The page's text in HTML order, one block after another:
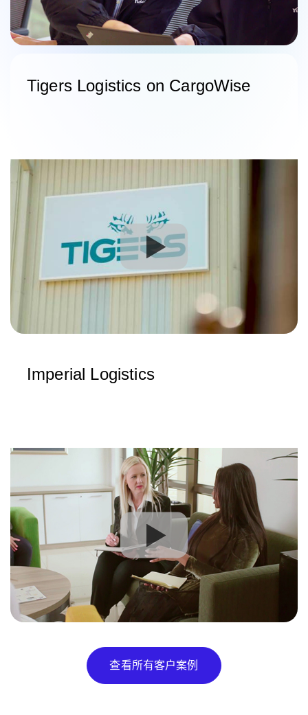
Tigers Logistics on CargoWise
Imperial Logistics
查看所有客户案例